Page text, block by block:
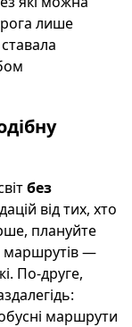
лише
без
від тих, хто
плануйте
маршрутів —
По-друге,
маршрути